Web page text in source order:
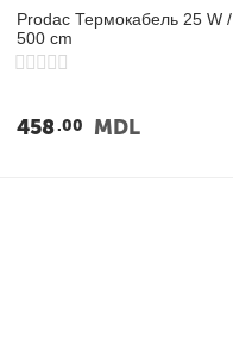
Prodac Термокабель 25 W /
500 cm
458 00 MDL